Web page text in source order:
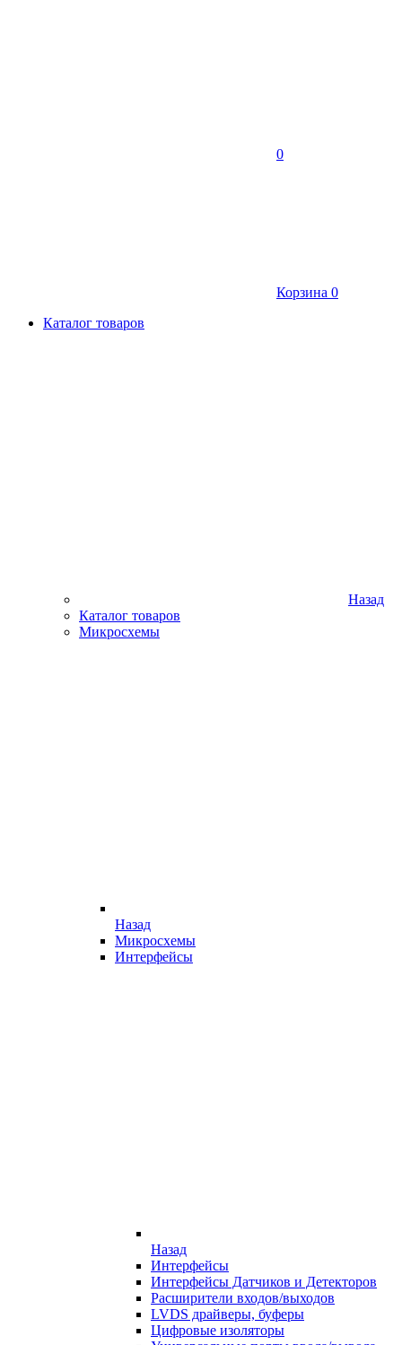
0
Корзина 0
Каталог товаров
Назад
Каталог товаров
Микросхемы
Назад
Микросхемы
Интерфейсы
Назад
Интерфейсы
Интерфейсы Датчиков и Детекторов
Расширители входов/выходов
LVDS драйверы, буферы
Цифровые изоляторы